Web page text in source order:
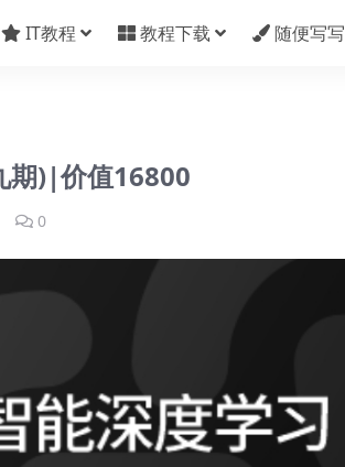
IT教程 教程下载 随便写写
期)|价值16800
0